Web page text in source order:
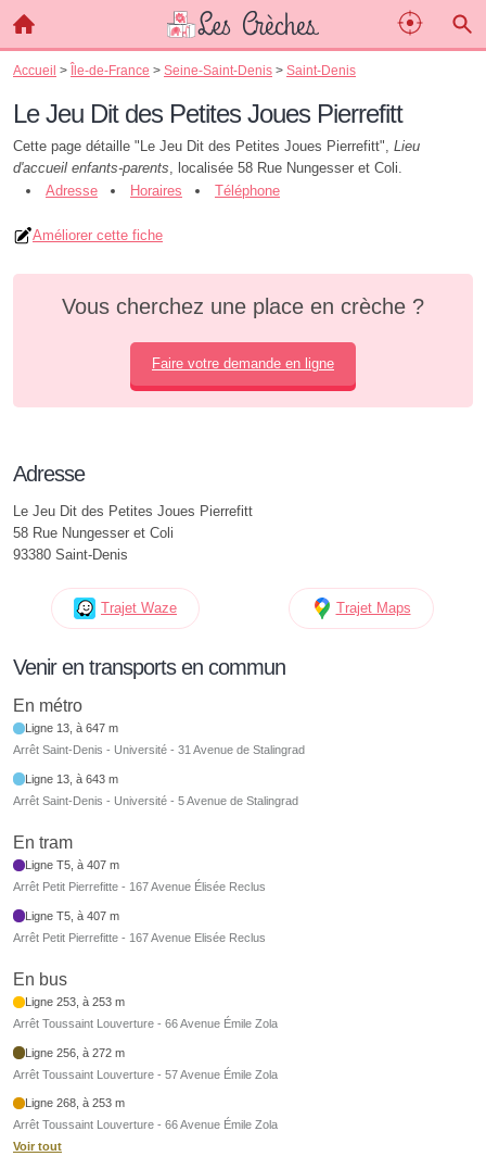
Accueil > Île-de-France > Seine-Saint-Denis > Saint-Denis
Le Jeu Dit des Petites Joues Pierrefitt
Cette page détaille "Le Jeu Dit des Petites Joues Pierrefitt", Lieu
d'accueil enfants-parents, localisée 58 Rue Nungesser et Coli.
Adresse
Horaires Téléphone
Améliorer cette fiche
Vous cherchez une place en crèche ?
Faire votre demande en ligne
Adresse
Le Jeu Dit des Petites Joues Pierrefitt
58 Rue Nungesser et Coli
93380 Saint-Denis
Trajet Waze Trajet Maps
Venir en transports en commun
En métro
Ligne 13, à 647 m
Arrêt Saint-Denis - Université - 31 Avenue de Stalingrad
Ligne 13, à 643 m
Arrêt Saint-Denis - Université - 5 Avenue de Stalingrad
En tram
Ligne T5, à 407 m
Arrêt Petit Pierrefitte - 167 Avenue Élisée Reclus
Ligne T5, à 407 m
Arrêt Petit Pierrefitte - 167 Avenue Elisée Reclus
En bus
Ligne 253, à 253 m
Arrêt Toussaint Louverture - 66 Avenue Émile Zola
Ligne 256, à 272 m
Arrêt Toussaint Louverture - 57 Avenue Émile Zola
Ligne 268, à 253 m
Arrêt Toussaint Louverture - 66 Avenue Émile Zola
Voir tout